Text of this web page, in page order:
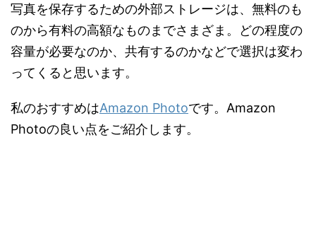
写真を保存するための外部ストレージは、無料のも
のから有料の高額なものまでさまざま。どの程度の
容量が必要なのか、共有するのかなどで選択は変わ
ってくると思います。
私のおすすめはAmazon Photoです。Amazon
Photoの良い点をご紹介します。